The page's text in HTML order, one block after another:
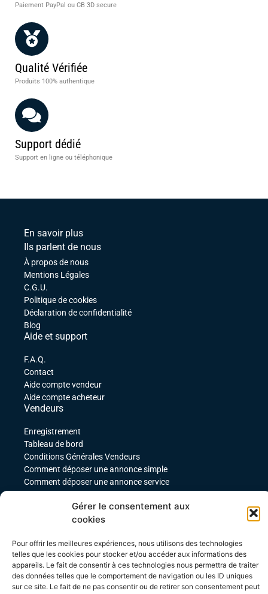
Gérer le consentement aux
cookies
Pour offrir les meilleures expériences, nous utilisons des technologies
telles que les cookies pour stocker et/ou accéder aux informations des
appareils. Le fait de consentir à ces technologies nous permettra de traiter
des données telles que le comportement de navigation ou les ID uniques
sur ce site. Le fait de ne pas consentir ou de retirer son consentement peut
Paiement PayPal ou CB 3D secure
Qualité Vérifiée
Produits 100% authentique
Support dédié
Support en ligne ou téléphonique
En savoir plus
Ils parlent de nous
À propos de nous
Mentions Légales
C.G.U.
Politique de cookies
Déclaration de confidentialité
Blog
Aide et support
F.A.Q.
Contact
Aide compte vendeur
Aide compte acheteur
Vendeurs
Enregistrement
Tableau de bord
Conditions Générales Vendeurs
Comment déposer une annonce simple
Comment déposer une annonce service
téléchargeable
Déposer une annonce avec des variables
Mon compte
Mes commandes
Conditions Générales Acheteurs